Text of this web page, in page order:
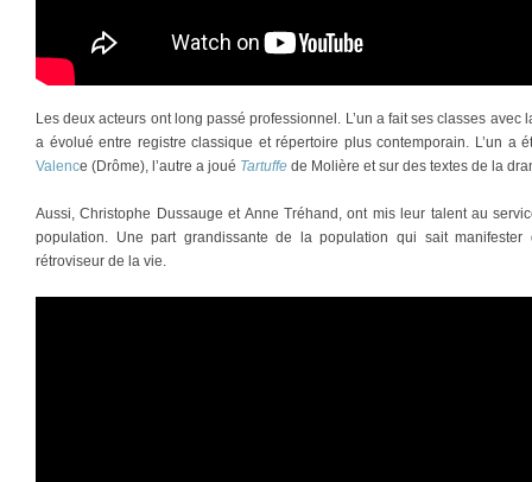
Les deux acteurs ont long passé professionnel. L’un a fait ses classes avec
a évolué entre registre classique et répertoire plus contemporain. L’un a
Valence (Drôme), l’autre a joué Tartuffe de Molière et sur des textes de la
Aussi, Christophe Dussauge et Anne Tréhand, ont mis leur talent au
population. Une part grandissante de la population qui sait
rétroviseur de la vie.